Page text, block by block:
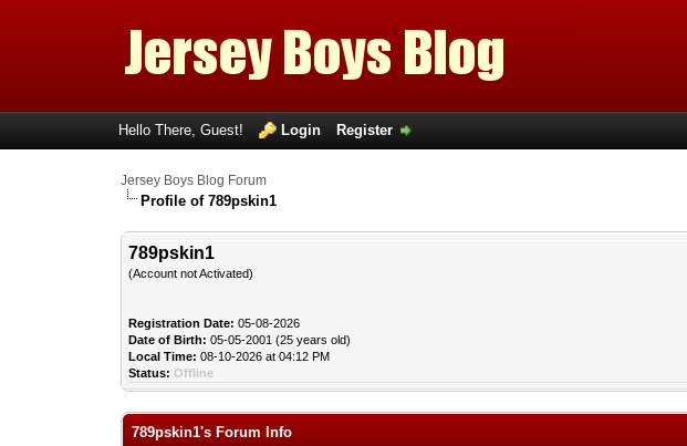
Hello There, Guest! Login Register
Jersey Boys Blog Forum
Profile of 789pskin1
789pskin1
(Account not Activated)
Registration Date: 05-08-2026
Date of Birth: 05-05-2001 (25 years old)
Local Time: 08-10-2026 at 04:12 PM
Status: Offline
789pskin1's Forum Info